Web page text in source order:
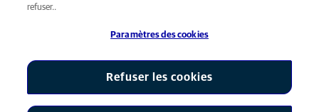
Cookies
AniCura est une filiale de Mars, Inc © 2026
refuser..
Paramètres des cookies
Refuser les cookies